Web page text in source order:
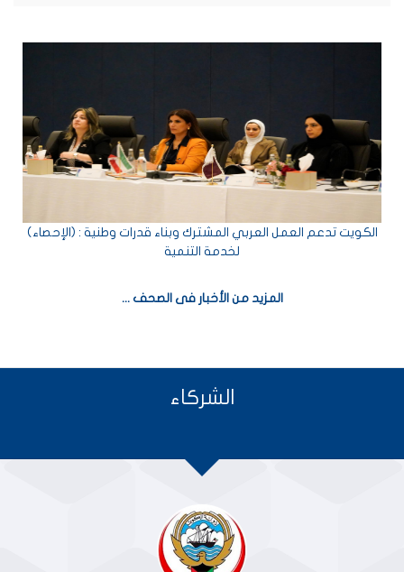
(الإحصاء) : الكويت تدعم العمل العربي المشترك وبناء قدرات وطنية
لخدمة التنمية
المزيد من الأخبار فى الصحف ...
الشركاء